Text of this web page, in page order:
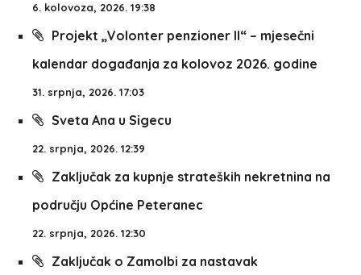
6. kolovoza, 2026. 19:38
Projekt „Volonter penzioner II“ – mjesečni
kalendar događanja za kolovoz 2026. godine
31. srpnja, 2026. 17:03
Sveta Ana u Sigecu
22. srpnja, 2026. 12:39
Zaključak za kupnje strateških nekretnina na
području Općine Peteranec
22. srpnja, 2026. 12:30
Zaključak o Zamolbi za nastavak